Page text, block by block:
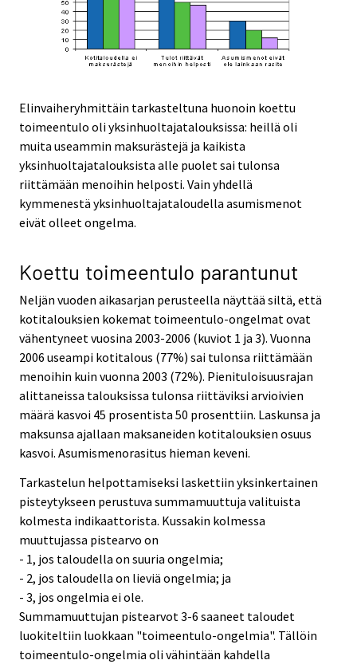
Elinvaiheryhmittäin tarkasteltuna huonoin koettu
toimeentulo oli yksinhuoltajatalouksissa: heillä oli
muita useammin maksurästejä ja kaikista
yksinhuoltajatalouksista alle puolet sai tulonsa
riittämään menoihin helposti. Vain yhdellä
kymmenestä yksinhuoltajataloudella asumismenot
eivät olleet ongelma.
Koettu toimeentulo parantunut
Neljän vuoden aikasarjan perusteella näyttää siltä, että
kotitalouksien kokemat toimeentulo-ongelmat ovat
vähentyneet vuosina 2003-2006 (kuviot 1 ja 3). Vuonna
2006 useampi kotitalous (77%) sai tulonsa riittämään
menoihin kuin vuonna 2003 (72%). Pienituloisuusrajan
alittaneissa talouksissa tulonsa riittäviksi arvioivien
määrä kasvoi 45 prosentista 50 prosenttiin. Laskunsa ja
maksunsa ajallaan maksaneiden kotitalouksien osuus
kasvoi. Asumismenorasitus hieman keveni.
Tarkastelun helpottamiseksi laskettiin yksinkertainen
pisteytykseen perustuva summamuuttuja valituista
kolmesta indikaattorista. Kussakin kolmessa
muuttujassa pistearvo on
- 1, jos taloudella on suuria ongelmia;
- 2, jos taloudella on lieviä ongelmia; ja
- 3, jos ongelmia ei ole.
Summamuuttujan pistearvot 3-6 saaneet taloudet
luokiteltiin luokkaan "toimeentulo-ongelmia". Tällöin
toimeentulo-ongelmia oli vähintään kahdella